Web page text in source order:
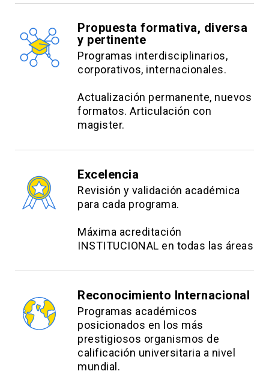
Propuesta formativa, diversa
y pertinente
Programas interdisciplinarios,
corporativos, internacionales.
Actualización permanente, nuevos
formatos. Articulación con
magister.
Excelencia
Revisión y validación académica
para cada programa.
Máxima acreditación
INSTITUCIONAL en todas las áreas
Reconocimiento Internacional
Programas académicos
posicionados en los más
prestigiosos organismos de
calificación universitaria a nivel
mundial.